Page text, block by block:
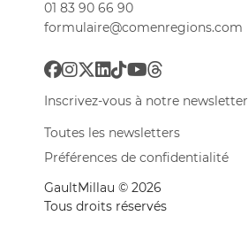
01 83 90 66 90
formulaire@comenregions.com
Inscrivez-vous à notre newsletter
Toutes les newsletters
Préférences de confidentialité
GaultMillau © 2026
Tous droits réservés